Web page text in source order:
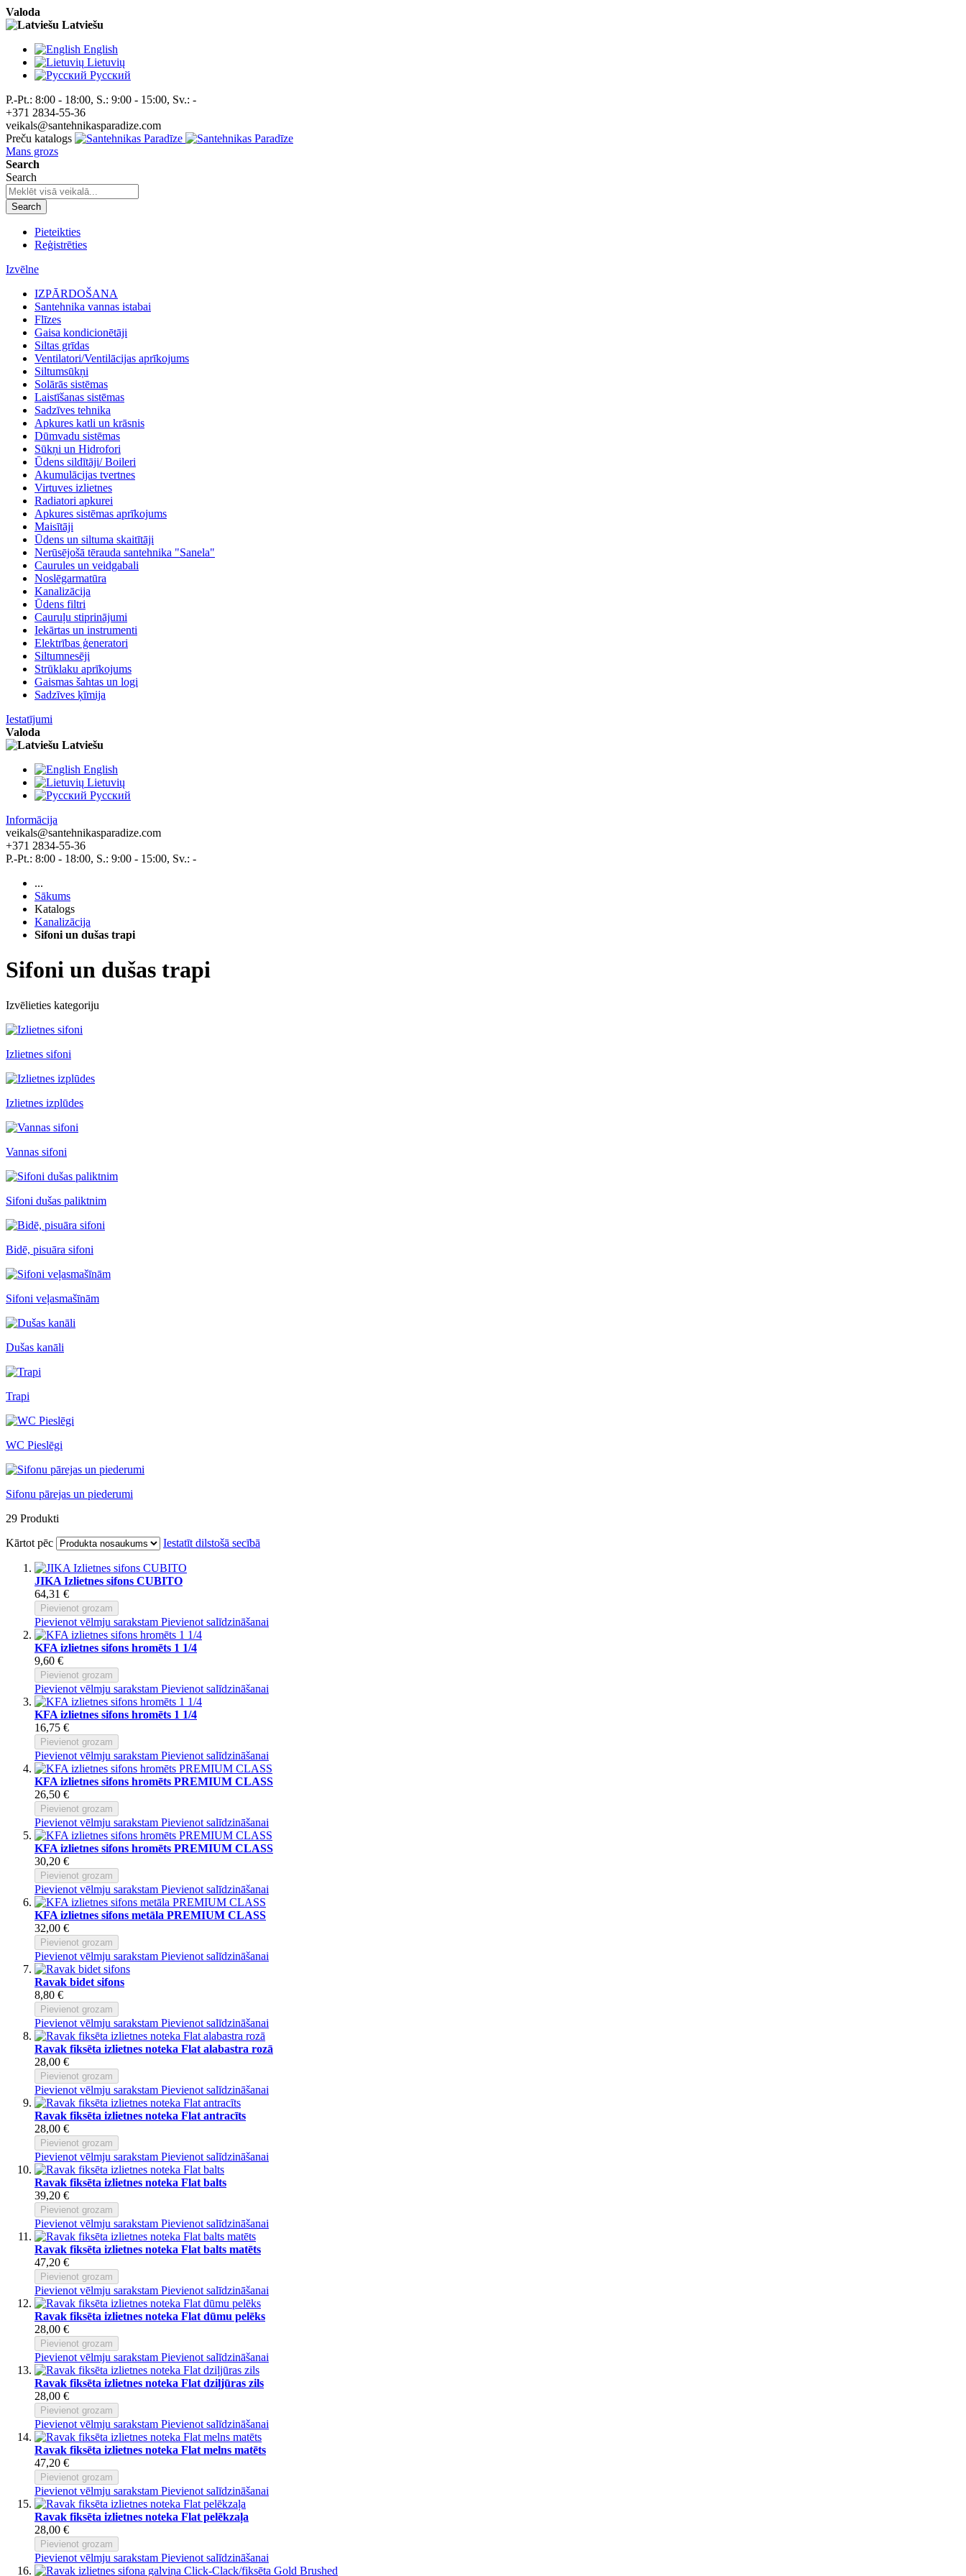
Valoda
Latviešu
English
Lietuvių
Pусский
P.-Pt.: 8:00 - 18:00, S.: 9:00 - 15:00, Sv.: -
+371 2834-55-36
veikals@santehnikasparadize.com
Preču katalogs
Mans grozs
Search
Search
Search
Pieteikties
Reģistrēties
Izvēlne
IZPĀRDOŠANA
Santehnika vannas istabai
Flīzes
Gaisa kondicionētāji
Siltas grīdas
Ventilatori/Ventilācijas aprīkojums
Siltumsūkņi
Solārās sistēmas
Laistīšanas sistēmas
Sadzīves tehnika
Apkures katli un krāsnis
Dūmvadu sistēmas
Sūkņi un Hidrofori
Ūdens sildītāji/ Boileri
Akumulācijas tvertnes
Virtuves izlietnes
Radiatori apkurei
Apkures sistēmas aprīkojums
Maisītāji
Ūdens un siltuma skaitītāji
Nerūsējošā tērauda santehnika "Sanela"
Caurules un veidgabali
Noslēgarmatūra
Kanalizācija
Ūdens filtri
Cauruļu stiprinājumi
Iekārtas un instrumenti
Elektrības ģeneratori
Siltumnesēji
Strūklaku aprīkojums
Gaismas šahtas un logi
Sadzīves ķīmija
Iestatījumi
Valoda
Latviešu
English
Lietuvių
Pусский
Informācija
veikals@santehnikasparadize.com
+371 2834-55-36
P.-Pt.: 8:00 - 18:00, S.: 9:00 - 15:00, Sv.: -
...
Sākums
Katalogs
Kanalizācija
Sifoni un dušas trapi
Sifoni un dušas trapi
Izvēlieties kategoriju
Izlietnes sifoni
Izlietnes izplūdes
Vannas sifoni
Sifoni dušas paliktnim
Bidē, pisuāra sifoni
Sifoni veļasmašīnām
Dušas kanāli
Trapi
WC Pieslēgi
Sifonu pārejas un piederumi
29 Produkti
Kārtot pēc
Iestatīt dilstošā secībā
JIKA Izlietnes sifons CUBITO
64,31 €
Pievienot grozam
Pievienot vēlmju sarakstam Pievienot salīdzināšanai
KFA izlietnes sifons hromēts 1 1/4
9,60 €
Pievienot grozam
Pievienot vēlmju sarakstam Pievienot salīdzināšanai
KFA izlietnes sifons hromēts 1 1/4
16,75 €
Pievienot grozam
Pievienot vēlmju sarakstam Pievienot salīdzināšanai
KFA izlietnes sifons hromēts PREMIUM CLASS
26,50 €
Pievienot grozam
Pievienot vēlmju sarakstam Pievienot salīdzināšanai
KFA izlietnes sifons hromēts PREMIUM CLASS
30,20 €
Pievienot grozam
Pievienot vēlmju sarakstam Pievienot salīdzināšanai
KFA izlietnes sifons metāla PREMIUM CLASS
32,00 €
Pievienot grozam
Pievienot vēlmju sarakstam Pievienot salīdzināšanai
Ravak bidet sifons
8,80 €
Pievienot grozam
Pievienot vēlmju sarakstam Pievienot salīdzināšanai
Ravak fiksēta izlietnes noteka Flat alabastra rozā
28,00 €
Pievienot grozam
Pievienot vēlmju sarakstam Pievienot salīdzināšanai
Ravak fiksēta izlietnes noteka Flat antracīts
28,00 €
Pievienot grozam
Pievienot vēlmju sarakstam Pievienot salīdzināšanai
Ravak fiksēta izlietnes noteka Flat balts
39,20 €
Pievienot grozam
Pievienot vēlmju sarakstam Pievienot salīdzināšanai
Ravak fiksēta izlietnes noteka Flat balts matēts
47,20 €
Pievienot grozam
Pievienot vēlmju sarakstam Pievienot salīdzināšanai
Ravak fiksēta izlietnes noteka Flat dūmu pelēks
28,00 €
Pievienot grozam
Pievienot vēlmju sarakstam Pievienot salīdzināšanai
Ravak fiksēta izlietnes noteka Flat dziļjūras zils
28,00 €
Pievienot grozam
Pievienot vēlmju sarakstam Pievienot salīdzināšanai
Ravak fiksēta izlietnes noteka Flat melns matēts
47,20 €
Pievienot grozam
Pievienot vēlmju sarakstam Pievienot salīdzināšanai
Ravak fiksēta izlietnes noteka Flat pelēkzaļa
28,00 €
Pievienot grozam
Pievienot vēlmju sarakstam Pievienot salīdzināšanai